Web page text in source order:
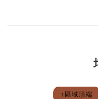
↑區域頂端